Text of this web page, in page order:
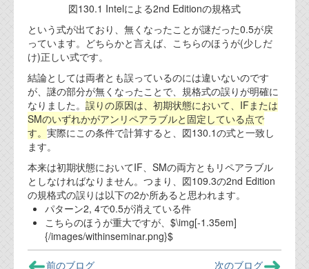
外部投稿記事
ブログテーマ
ご希望の方は、お問い合わせページから
資料閲覧パスワードをお問い合わせ頂き
ログインをお願い致します。アカウント
名は"opendocument"です。
機能安全用語集
設計用語集
オンラインショップ
お問い合わせ
図130.1 Intelによる2nd Editionの規格式
という式が出ており、無くなったことが謎だった0.5が戻
っています。どちらかと言えば、こちらのほうが(少しだ
け)正しい式です。
結論としては両者とも誤っているのには違いないのです
が、謎の部分が無くなったことで、規格式の誤りが明確に
なりました。 誤りの原因は、初期状態において、IFまたは
SMのいずれかがアンリペアラブルと固定している点で
す。 実際にこの条件で計算すると、図130.1の式と一致し
ます。
本来は初期状態においてIF、SMの両方ともリペアラブル
としなければなりません。つまり、図109.3の2nd Edition
の規格式の誤りは以下の2か所あると思われます。
パターン2, 4で0.5が消えている件
こちらのほうが重大ですが、$\img[-1.35em]
{/images/withinseminar.png}$
前のブログ
次のブログ